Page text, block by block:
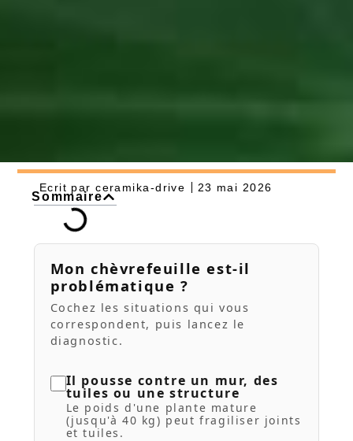
Ecrit par ceramika-drive 23 mai 2026
Sommaire
Mon chèvrefeuille est-il
problématique ?
Cochez les situations qui vous
correspondent, puis lancez le
diagnostic.
Il pousse contre un mur, des
tuiles ou une structure
Le poids d'une plante mature
(jusqu'à 40 kg) peut fragiliser joints
et tuiles.